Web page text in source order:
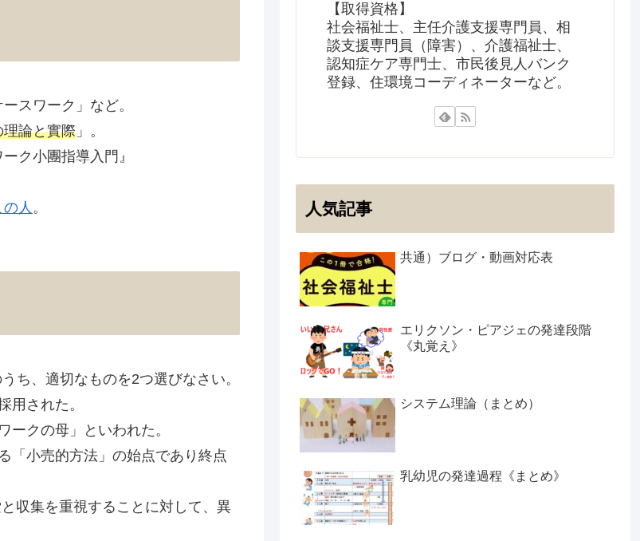
スワーク」など。
論と實際 」。
ク小團指導入門』
人 。
ち、適切なものを2つ選びなさい。
された。
クの母」といわれた。
小売的方法」の始点であり終点
収集を重視することに対して、異
【取得資格】
社会福祉士、主任介護支援専門員、相
談支援専門員（障害）、介護福祉士、
認知症ケア専門士、市民後見人バンク
登録、住環境コーディネーターなど。
人気記事
共通）ブログ・動画対応表
エリクソン・ピアジェの発達段階
《丸覚え》
システム理論（まとめ）
乳幼児の発達過程《まとめ》